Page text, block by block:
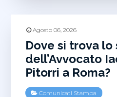
Agosto 06, 2026
Dove si trova
dell’Avvocato
Pitorri a Roma?
Comunicati Stampa